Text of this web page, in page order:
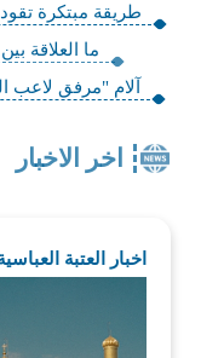
طريقة مبتكرة
ما العلاقة
آلام "مرفق لاعب
اخر الاخبار
اخبار العتبة